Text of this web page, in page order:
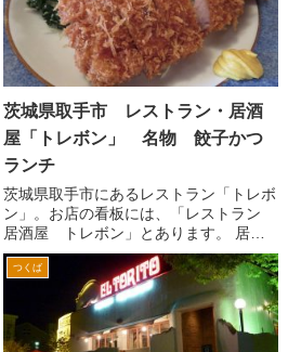
茨城県取手市 レストラン・居酒
屋「トレボン」 名物 餃子かつ
ランチ
茨城県取手市にあるレストラン「トレボ
ン」。お店の看板には、「レストラン
居酒屋 トレボン」とあります。 居酒
屋というか雰囲気はあまりなく、明るい
レストランの雰囲気なんですけど。
そばに井野団地という大きな団地がある
ので、夜はお酒を飲みに来...
つくば